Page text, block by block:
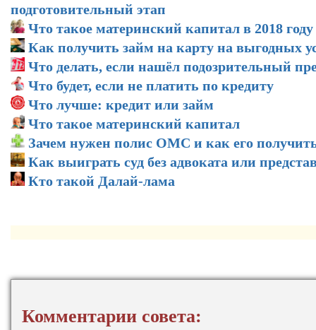
подготовительный этап
Что такое материнский капитал в 2018 году
Как получить займ на карту на выгодных
Что делать, если нашёл подозрительный
Что будет, если не платить по кредиту
Что лучше: кредит или займ
Что такое материнский капитал
Зачем нужен полис ОМС и как его
Как выиграть суд без адвоката или
Кто такой Далай-лама
Комментарии совета: